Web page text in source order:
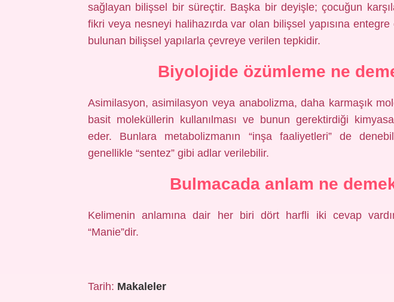
sağlayan bilişsel bir süreçtir. Başka bir deyişle; çocuğun
fikri veya nesneyi halihazırda var olan bilişsel yapısına
bulunan bilişsel yapılarla çevreye verilen tepkidir.
Biyolojide özümleme ne
Asimilasyon, asimilasyon veya anabolizma, daha karmaşık
basit moleküllerin kullanılması ve bunun gerektirdiği
eder. Bunlara metabolizmanın “inşa faaliyetleri” de
genellikle “sentez” gibi adlar verilebilir.
Bulmacada anlam ne
Kelimenin anlamına dair her biri dört harfli iki cevap
“Manie”dir.
Tarih: Makaleler